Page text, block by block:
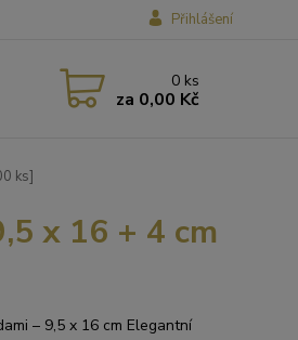
Přihlášení
0 ks
za 0,00 Kč
ks]
x 16 + 4 cm
– 9,5 x 16 cm Elegantní